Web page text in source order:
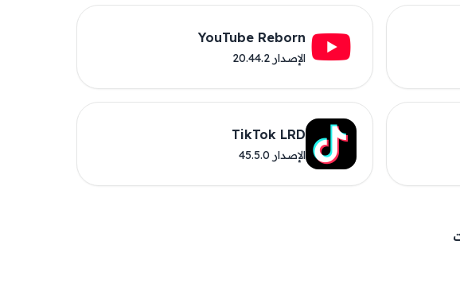
YouTube Reborn
الإصدار 20.44.2
TikTok LRD
الإصدار 45.5.0